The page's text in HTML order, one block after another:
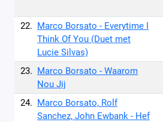
22. Marco Borsato - Everytime I
Think Of You (Duet met
Lucie Silvas)
23. Marco Borsato - Waarom
Nou Jij
24. Marco Borsato, Rolf
Sanchez, John Ewbank - Hef